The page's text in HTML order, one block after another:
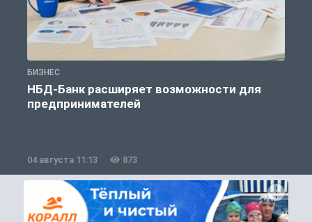
БИЗНЕС
НБД-Банк расширяет возможности для
предпринимателей
04 августа 11:13 873